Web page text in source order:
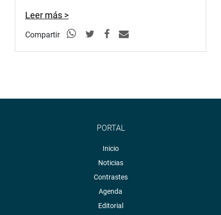
Leer más >
Compartir
PORTAL
Inicio
Noticias
Contrastes
Agenda
Editorial